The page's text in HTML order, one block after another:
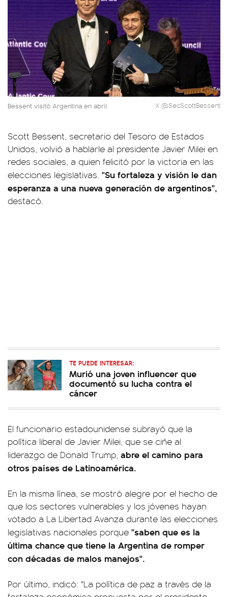
Bessent visitó Argentina en abril. X @SecScottBessent
Scott Bessent, secretario del Tesoro de Estados
Unidos, volvió a hablarle al presidente Javier Milei en
redes sociales, a quien felicitó por la victoria en las
elecciones legislativas. "Su fortaleza y visión le dan
esperanza a una nueva generación de argentinos",
destacó.
TE PUEDE INTERESAR:
Murió una joven influencer que
documentó su lucha contra el
cáncer
El funcionario estadounidense subrayó que la
política liberal de Javier Milei, que se ciñe al
liderazgo de Donald Trump, abre el camino para
otros países de Latinoamérica.
En la misma línea, se mostró alegre por el hecho de
que los sectores vulnerables y los jóvenes hayan
votado a La Libertad Avanza durante las elecciones
legislativas nacionales porque "saben que es la
última chance que tiene la Argentina de romper
con décadas de malos manejos".
Por último, indicó: "La política de paz a través de la